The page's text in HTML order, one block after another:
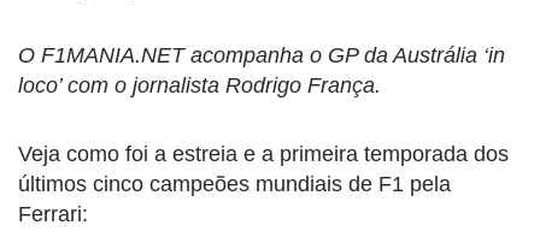
O F1MANIA.NET acompanha o GP da Austrália ‘in
loco’ com o jornalista Rodrigo França.
Veja como foi a estreia e a primeira temporada dos
últimos cinco campeões mundiais de F1 pela
Ferrari: